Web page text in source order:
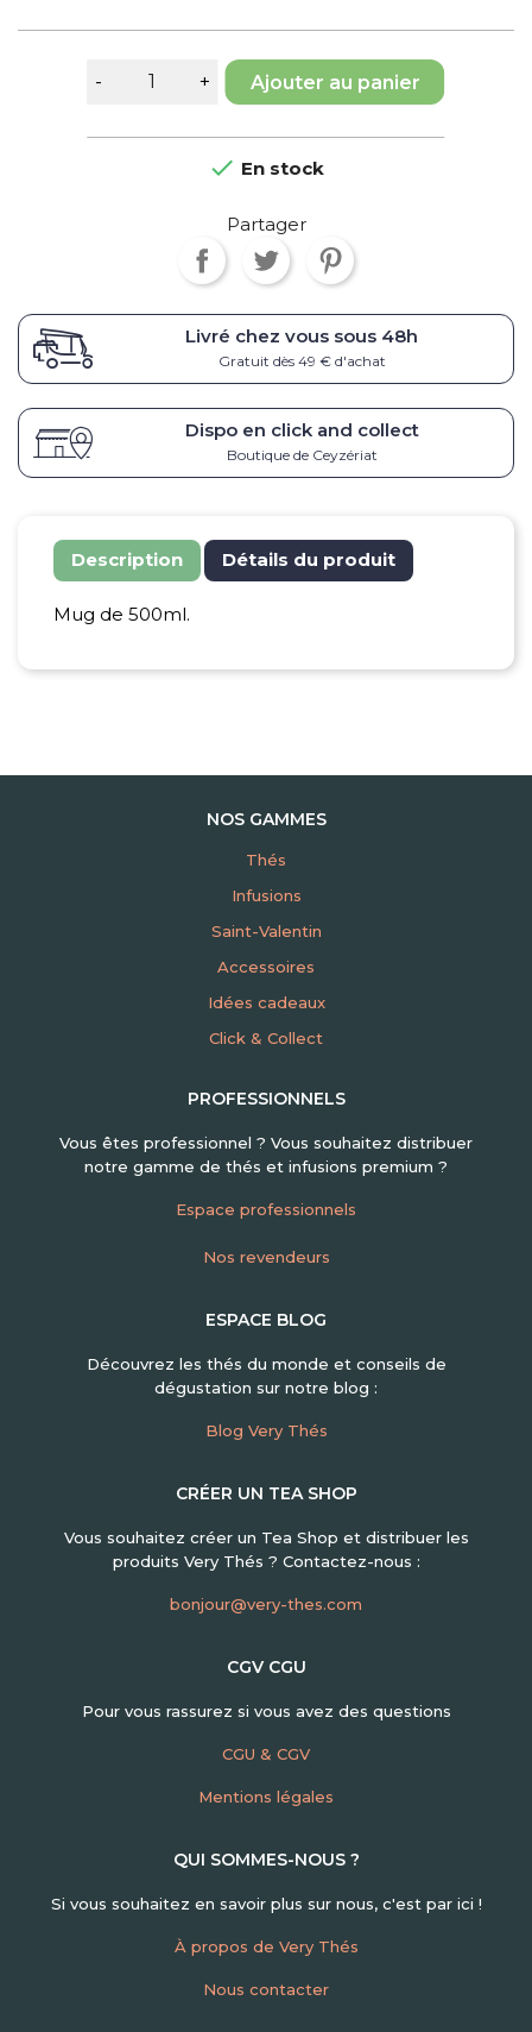
Ajouter au panier
 En stock
Partager
Livré chez vous sous 48h
Gratuit dès 49 € d'achat
Dispo en click and collect
Boutique de Ceyzériat
Description Détails du produit
Mug de 500ml.
NOS GAMMES
Thés
Infusions
Saint-Valentin
Accessoires
Idées cadeaux
Click & Collect
PROFESSIONNELS
Vous êtes professionnel ? Vous souhaitez distribuer
notre gamme de thés et infusions premium ?
Espace professionnels
Nos revendeurs
ESPACE BLOG
Découvrez les thés du monde et conseils de
dégustation sur notre blog :
Blog Very Thés
CRÉER UN TEA SHOP
Vous souhaitez créer un Tea Shop et distribuer les
produits Very Thés ? Contactez-nous :
bonjour@very-thes.com
CGV CGU
Pour vous rassurez si vous avez des questions
CGU & CGV
Mentions légales
QUI SOMMES-NOUS ?
Si vous souhaitez en savoir plus sur nous, c'est par ici !
À propos de Very Thés
Nous contacter